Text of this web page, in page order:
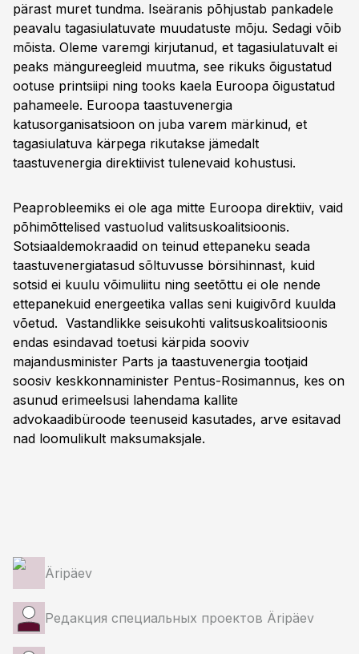
pärast muret tundma. Iseäranis põhjustab pankadele
peavalu tagasiulatuvate muudatuste mõju. Sedagi võib
mõista. Oleme varemgi kirjutanud, et tagasiulatuvalt ei
peaks mängureegleid muutma, see rikuks õigustatud
ootuse printsiipi ning tooks kaela Euroopa õigustatud
pahameele. Euroopa taastuvenergia
katusorganisatsioon on juba varem märkinud, et
tagasiulatuva kärpega rikutakse jämedalt
taastuvenergia direktiivist tulenevaid kohustusi.
Peaprobleemiks ei ole aga mitte Euroopa direktiiv, vaid
põhimõttelised vastuolud valitsuskoalitsioonis.
Sotsiaaldemokraadid on teinud ettepaneku seada
taastuvenergiatasud sõltuvusse börsihinnast, kuid
sotsid ei kuulu võimuliitu ning seetõttu ei ole nende
ettepanekuid energeetika vallas seni kuigivõrd kuulda
võetud. Vastandlikke seisukohti valitsuskoalitsioonis
endas esindavad toetusi kärpida sooviv
majandusminister Parts ja taastuvenergia tootjaid
soosiv keskkonnaminister Pentus-Rosimannus, kes on
asunud erimeelsusi lahendama kallite
advokaadibüroode teenuseid kasutades, arve esitavad
nad loomulikult maksumaksjale.
Äripäev
Редакция специальных проектов Äripäev